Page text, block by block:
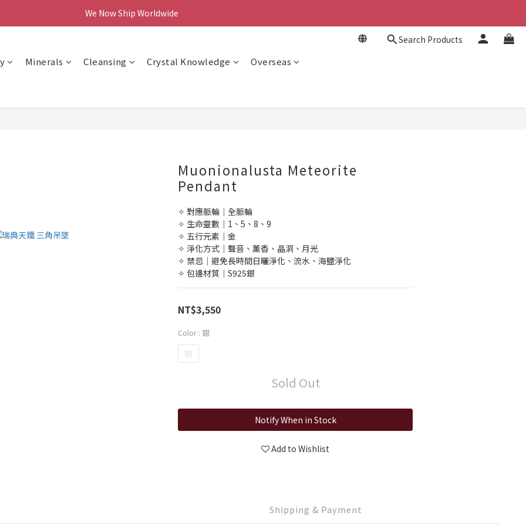
We Now Ship Worldwide
We Now Ship Worldwide
We Now Ship Worldwide
Search Products
Minerals Cleansing Crystal Knowledge Overseas
Muonionalusta Meteorite
Pendant
✧ 對應脈輪｜全脈輪
✧ 生命靈數｜1、5、8、9
✧ 五行元素｜金
✧ 淨化方式｜聲音、薰香、晶洞、月光
✧ 禁忌｜避免長時間日曬淨化、流水、海鹽淨化
✧ 包邊材質｜S925銀
NT$3,550
Color : 銀
銀
Sold Out
Notify When in Stock
Add to Wishlist
Shipping & Payment